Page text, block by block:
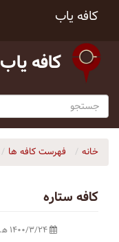
کافه یاب
کافه یاب
خانه فهرست کافه ها
كافه ستاره